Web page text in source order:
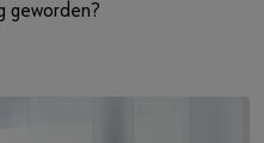
geworden?